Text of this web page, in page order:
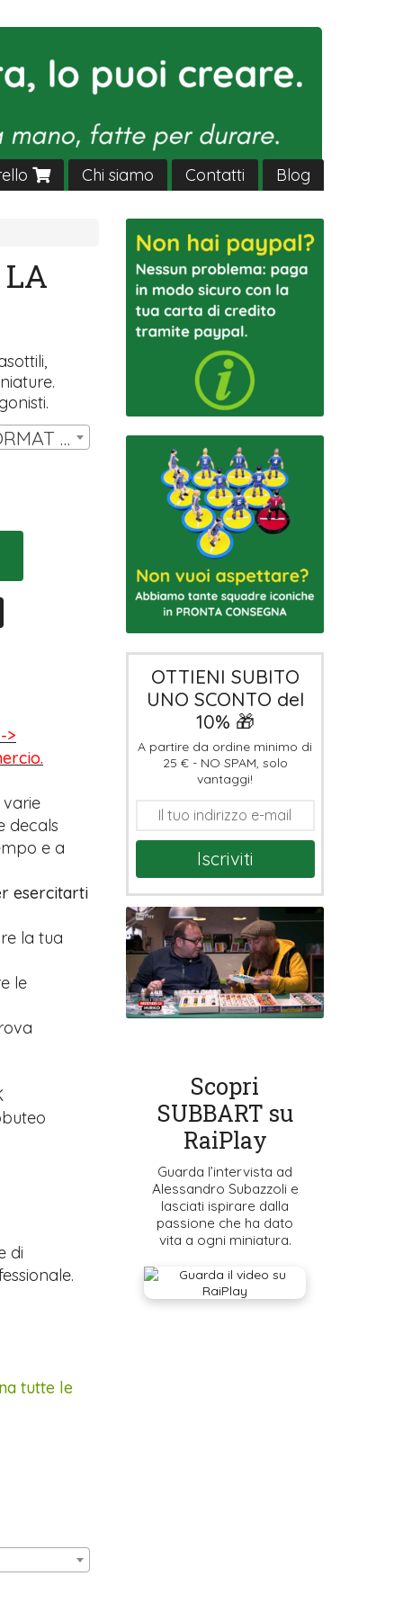
Chi siamo Contatti Blog
LA
SET 14 MINIATURE FORMAT HW T3 | € 11,00
>
decals
e a
esercitarti
la tua
le
di
tutte le
OTTIENI SUBITO
UNO SCONTO del
10% 🎁
A partire da ordine minimo di
25 € - NO SPAM, solo
vantaggi!
Iscriviti
Scopri
SUBBART su
RaiPlay
Guarda l’intervista ad
Alessandro Subazzoli e
lasciati ispirare dalla
passione che ha dato
vita a ogni miniatura.